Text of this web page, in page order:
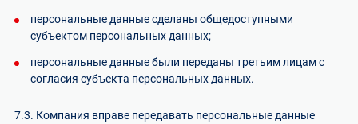
персональные данные сделаны общедоступными
субъектом персональных данных;
персональные данные были переданы третьим лицам с
согласия субъекта персональных данных.
7.3. Компания вправе передавать персональные данные